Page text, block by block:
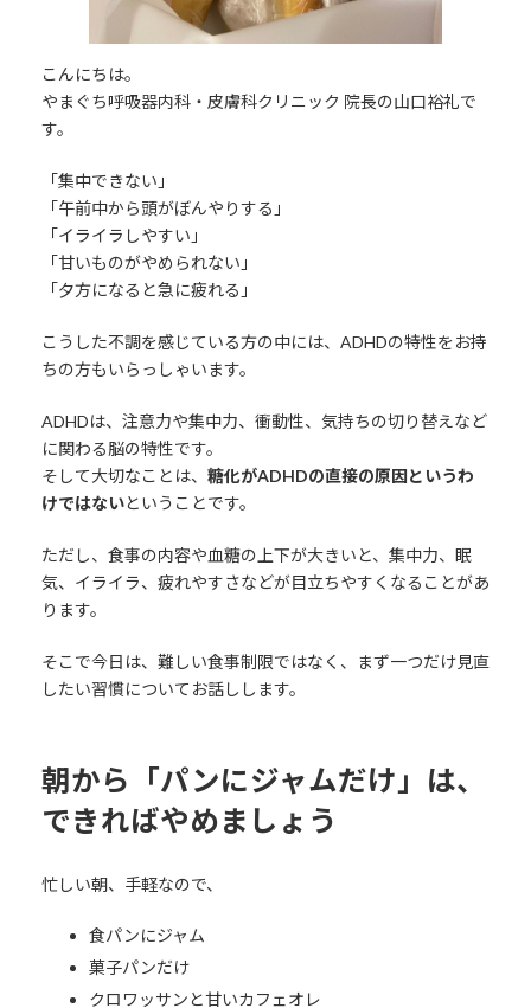
こんにちは。
やまぐち呼吸器内科・皮膚科クリニック 院長の山口裕礼で
す。
「集中できない」
「午前中から頭がぼんやりする」
「イライラしやすい」
「甘いものがやめられない」
「夕方になると急に疲れる」
こうした不調を感じている方の中には、ADHDの特性をお持
ちの方もいらっしゃいます。
ADHDは、注意力や集中力、衝動性、気持ちの切り替えなど
に関わる脳の特性です。
そして大切なことは、 糖化がADHDの直接の原因というわ
けではないということです。
ただし、食事の内容や血糖の上下が大きいと、集中力、眠
気、イライラ、疲れやすさなどが目立ちやすくなることがあ
ります。
そこで今日は、難しい食事制限ではなく、まず一つだけ見直
したい習慣についてお話しします。
朝から「パンにジャムだけ」は、
できればやめましょう
忙しい朝、手軽なので、
食パンにジャム
菓子パンだけ
クロワッサンと甘いカフェオレ